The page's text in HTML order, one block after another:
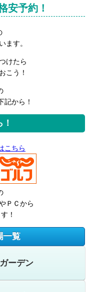
安予約！
ます。
けたら
こう！
記から！
こちら
ＰＣから
！
一覧
ーデン